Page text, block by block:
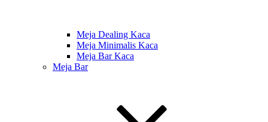
Meja Dealing Kaca
Meja Minimalis Kaca
Meja Bar Kaca
Meja Bar